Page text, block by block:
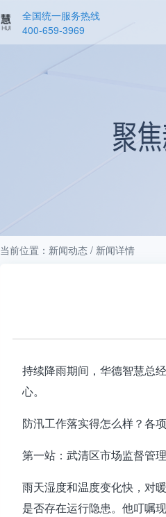
全国统一服务热线
400-659-3969
当前位置：新闻动态 / 新闻详情
持续降雨期间，华德智慧总
心。
防汛工作落实得怎么样？各
第一站：武清区市场监督管
雨天湿度和温度变化快，对
是否存在运行隐患。他叮嘱